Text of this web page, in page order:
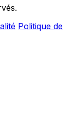
Politique de